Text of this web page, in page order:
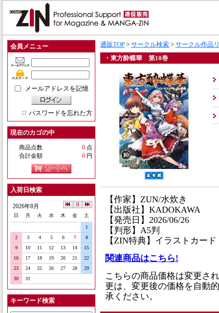
会員メニュー
メールアドレスを記憶
パスワードを忘れた方
現在のカゴの中
商品点数 0 点
合計金額
0 円
入荷日検索
2026年8月
日 月 火 水 木 金 土
1
2
3 4 5 6 7
8
9
10 11 12 13 14
15
16
17 18 19 20 21
22
23
24 25 26 27 28
29
30
31
キーワード検索
通販TOP > サークル検索 > サークル作品
・東方酔蝶華 第10巻
【作家】ZUN/水炊き
【出版社】KADOKAWA
【発売日】2026/06/26
【判形】A5判
【ZIN特典】イラストカード
関連商品はこちら!
こちらの商品価格は変更さ
更は、変更後の価格を自動
承ください。